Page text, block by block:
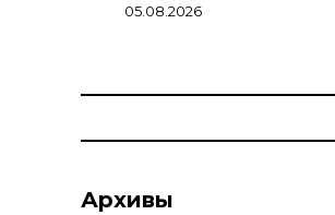
05.08.2026
Архивы